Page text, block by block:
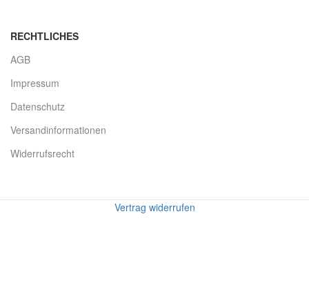
RECHTLICHES
AGB
Impressum
Datenschutz
Versandinformationen
Widerrufsrecht
Vertrag widerrufen